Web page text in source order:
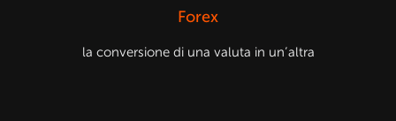
Forex
la conversione di una valuta in un’altra